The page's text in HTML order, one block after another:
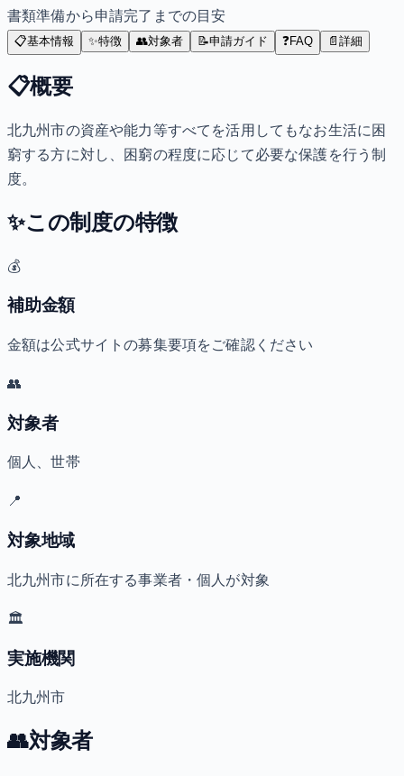
書類準備から申請完了までの目安
📋基本情報 ✨特徴 👥対象者 📝申請ガイド ❓FAQ 📄 詳細
📋概要
北九州市の資産や能力等すべてを活用してもなお生活に困
窮する方に対し、困窮の程度に応じて必要な保護を行う制
度。
✨この制度の特徴
💰
補助金額
金額は公式サイトの募集要項をご確認ください
👥
対象者
個人、世帯
📍
対象地域
北九州市に所在する事業者・個人が対象
🏛️
実施機関
北九州市
👥対象者